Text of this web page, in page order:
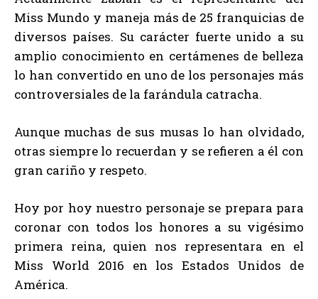
Miss Mundo y maneja más de 25 franquicias de
diversos países. Su carácter fuerte unido a su
amplio conocimiento en certámenes de belleza
lo han convertido en uno de los personajes más
controversiales de la farándula catracha.
Aunque muchas de sus musas lo han olvidado,
otras siempre lo recuerdan y se refieren a él con
gran cariño y respeto.
Hoy por hoy nuestro personaje se prepara para
coronar con todos los honores a su vigésimo
primera reina, quien nos representara en el
Miss World 2016 en los Estados Unidos de
América.